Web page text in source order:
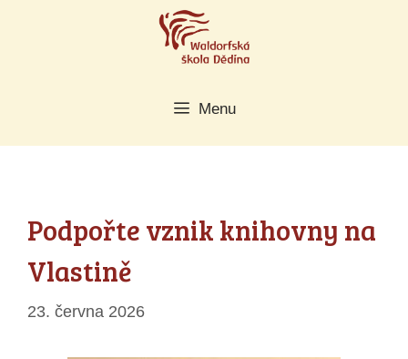
Menu
Podpořte vznik knihovny na
Vlastině
23. června 2026